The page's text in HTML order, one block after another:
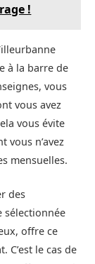
!
à la barre de
vous
vous avez
vous évite
vous n’avez
mensuelles.
des
sélectionnée
offre ce
C’est le cas de